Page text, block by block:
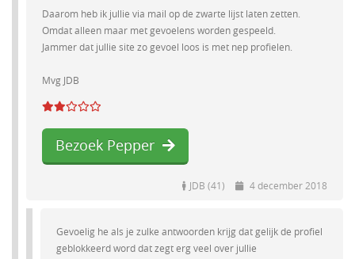
Daarom heb ik jullie via mail op de zwarte lijst laten zetten.
Omdat alleen maar met gevoelens worden gespeeld.
Jammer dat jullie site zo gevoel loos is met nep profielen.
Mvg JDB
Bezoek Pepper
JDB (41) 4 december 2018
Gevoelig he als je zulke antwoorden krijg dat gelijk de profiel
geblokkeerd word dat zegt erg veel over jullie